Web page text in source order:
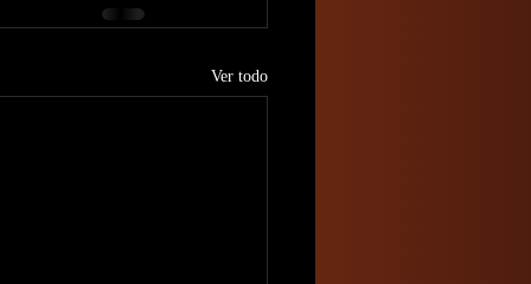
Ver todo